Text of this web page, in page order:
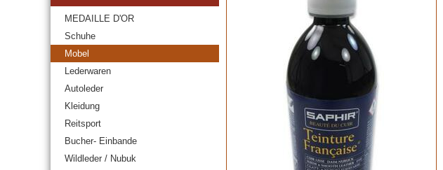
MEDAILLE D'OR
Schuhe
Mobel
Lederwaren
Autoleder
Kleidung
Reitsport
Bucher- Einbande
Wildleder / Nubuk